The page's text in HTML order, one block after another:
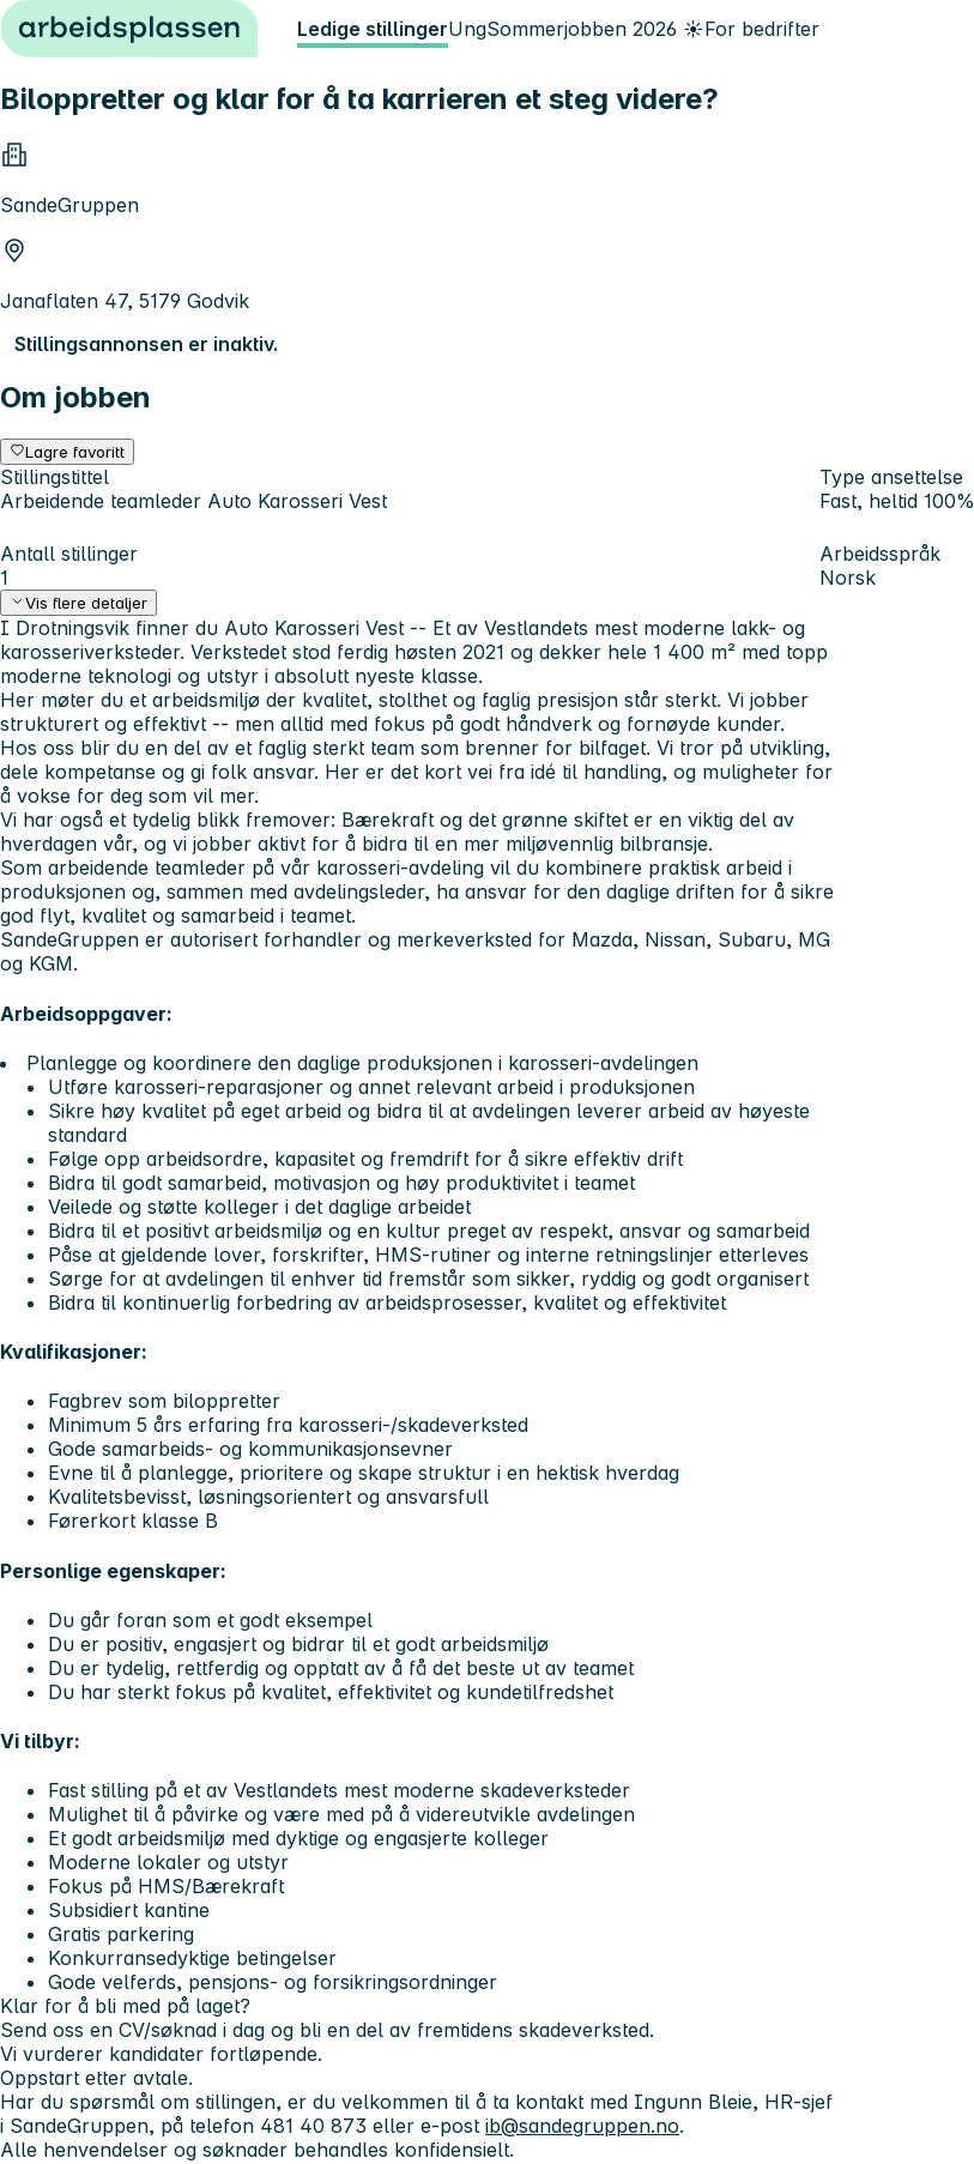
Hopp til innhold Ledige stillingerUngSommerjobben 2026 ☀️For bedrifter
Biloppretter og klar for å ta karrieren et steg videre?
SandeGruppen
Janaflaten 47, 5179 Godvik
Stillingsannonsen er inaktiv.
Om jobben
Lagre favoritt
Stillingstittel
Arbeidende teamleder Auto Karosseri Vest
Type ansettelse
Fast, heltid 100%
Antall stillinger
1
Arbeidsspråk
Norsk
Vis flere detaljer
I Drotningsvik finner du Auto Karosseri Vest -- Et av Vestlandets mest moderne lakk- og
karosseriverksteder. Verkstedet stod ferdig høsten 2021 og dekker hele 1 400 m² med topp
moderne teknologi og utstyr i absolutt nyeste klasse.
Her møter du et arbeidsmiljø der kvalitet, stolthet og faglig presisjon står sterkt. Vi jobber
strukturert og effektivt -- men alltid med fokus på godt håndverk og fornøyde kunder.
Hos oss blir du en del av et faglig sterkt team som brenner for bilfaget. Vi tror på utvikling,
dele kompetanse og gi folk ansvar. Her er det kort vei fra idé til handling, og muligheter for
å vokse for deg som vil mer.
Vi har også et tydelig blikk fremover: Bærekraft og det grønne skiftet er en viktig del av
hverdagen vår, og vi jobber aktivt for å bidra til en mer miljøvennlig bilbransje.
Som arbeidende teamleder på vår karosseri-avdeling vil du kombinere praktisk arbeid i
produksjonen og, sammen med avdelingsleder, ha ansvar for den daglige driften for å sikre
god flyt, kvalitet og samarbeid i teamet.
SandeGruppen er autorisert forhandler og merkeverksted for Mazda, Nissan, Subaru, MG
og KGM.
Arbeidsoppgaver:
Planlegge og koordinere den daglige produksjonen i karosseri-avdelingen
Utføre karosseri-reparasjoner og annet relevant arbeid i produksjonen
Sikre høy kvalitet på eget arbeid og bidra til at avdelingen leverer arbeid av høyeste
standard
Følge opp arbeidsordre, kapasitet og fremdrift for å sikre effektiv drift
Bidra til godt samarbeid, motivasjon og høy produktivitet i teamet
Veilede og støtte kolleger i det daglige arbeidet
Bidra til et positivt arbeidsmiljø og en kultur preget av respekt, ansvar og samarbeid
Påse at gjeldende lover, forskrifter, HMS-rutiner og interne retningslinjer etterleves
Sørge for at avdelingen til enhver tid fremstår som sikker, ryddig og godt organisert
Bidra til kontinuerlig forbedring av arbeidsprosesser, kvalitet og effektivitet
Kvalifikasjoner:
Fagbrev som biloppretter
Minimum 5 års erfaring fra karosseri-/skadeverksted
Gode samarbeids- og kommunikasjonsevner
Evne til å planlegge, prioritere og skape struktur i en hektisk hverdag
Kvalitetsbevisst, løsningsorientert og ansvarsfull
Førerkort klasse B
Personlige egenskaper:
Du går foran som et godt eksempel
Du er positiv, engasjert og bidrar til et godt arbeidsmiljø
Du er tydelig, rettferdig og opptatt av å få det beste ut av teamet
Du har sterkt fokus på kvalitet, effektivitet og kundetilfredshet
Vi tilbyr:
Fast stilling på et av Vestlandets mest moderne skadeverksteder
Mulighet til å påvirke og være med på å videreutvikle avdelingen
Et godt arbeidsmiljø med dyktige og engasjerte kolleger
Moderne lokaler og utstyr
Fokus på HMS/Bærekraft
Subsidiert kantine
Gratis parkering
Konkurransedyktige betingelser
Gode velferds, pensjons- og forsikringsordninger
Klar for å bli med på laget?
Send oss en CV/søknad i dag og bli en del av fremtidens skadeverksted.
Vi vurderer kandidater fortløpende.
Oppstart etter avtale.
Har du spørsmål om stillingen, er du velkommen til å ta kontakt med Ingunn Bleie, HR-sjef
i SandeGruppen, på telefon 481 40 873 eller e-post ib@sandegruppen.no.
Alle henvendelser og søknader behandles konfidensielt.